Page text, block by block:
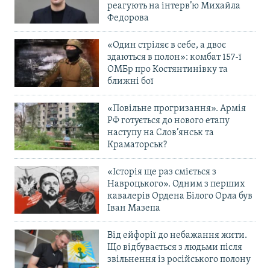
реагують на інтерв’ю Михайла
Федорова
«Один стріляє в себе, а двоє
здаються в полон»: комбат 157-ї
ОМБр про Костянтинівку та
ближні бої
«Повільне прогризання». Армія
РФ готується до нового етапу
наступу на Слов’янськ та
Краматорськ?
«Історія ще раз сміється з
Навроцького». Одним з перших
кавалерів Ордена Білого Орла був
Іван Мазепа
Від ейфорії до небажання жити.
Що відбувається з людьми після
звільнення із російського полону